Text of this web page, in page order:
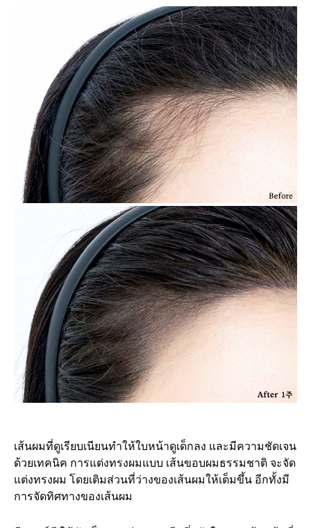
เส้นผมที่ดูเรียบเนียนทำให้ใบหน้าดูเด็กลง และมีความชัดเจน
ด้วยเทคนิค การแต่งทรงผมแบบ เส้นขอบผมธรรมชาติ จะจัด
แต่งทรงผม โดยเติมส่วนที่ว่างของเส้นผมให้เต็มขึ้น อีกทั้งมี
การจัดทิศทางของเส้นผม